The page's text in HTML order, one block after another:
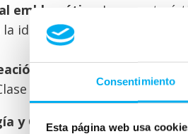
Consentimiento
Esta página web usa
emblemática
: La
la identidad de la marca,
ligeras
C garantiza tanto
y Confort de Primer Nivel